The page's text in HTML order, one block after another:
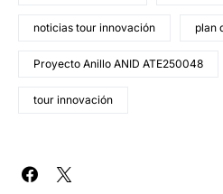
noticias tour innovación plan
Proyecto Anillo ANID ATE250048
tour innovación